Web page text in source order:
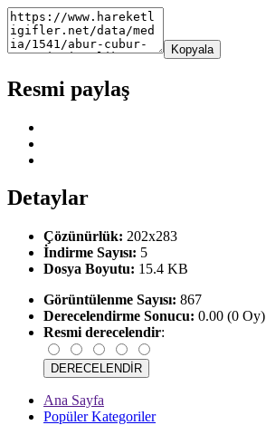
Kopyala
Resmi paylaş
Detaylar
Çözünürlük: 202x283
İndirme Sayısı: 5
Dosya Boyutu: 15.4 KB
Görüntülenme Sayısı: 867
Derecelendirme Sonucu: 0.00 (0 Oy)
Resmi derecelendir:
Ana Sayfa
Popüler Kategoriler